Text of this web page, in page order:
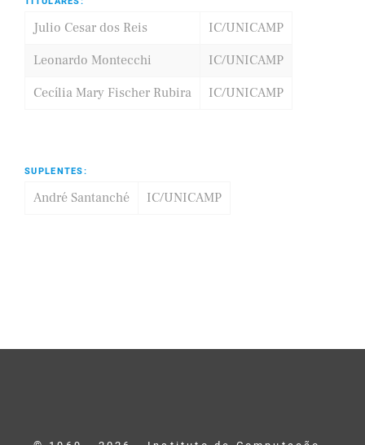
Julio Cesar dos Reis
IC/UNICAMP
Leonardo Montecchi
IC/UNICAMP
Cecília Mary Fischer Rubira
IC/UNICAMP
SUPLENTES:
André Santanché IC/UNICAMP